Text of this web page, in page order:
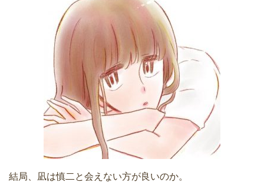
結局、凪は慎二と会えない方が良いのか。